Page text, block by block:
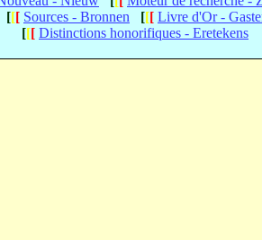
[[[ Sources - Bronnen [[[ Livre d'Or -
[[[ Distinctions honorifiques - Eretekens